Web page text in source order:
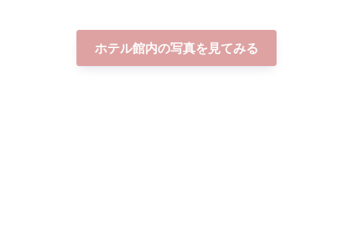
ホテル館内の写真を見てみる